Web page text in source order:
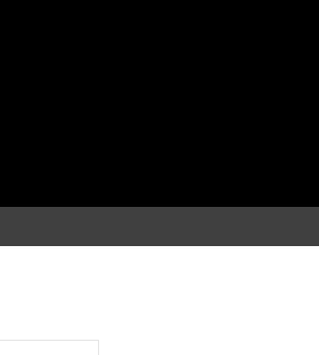
nach: